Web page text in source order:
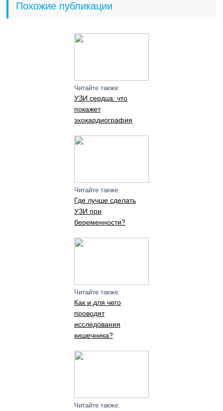
Похожие публикации
Читайте также:
УЗИ сердца: что
покажет
эхокардиография
Читайте также:
Где лучше сделать
УЗИ при
беременности?
Читайте также:
Как и для чего
проводят
исследования
кишечника?
Читайте также: